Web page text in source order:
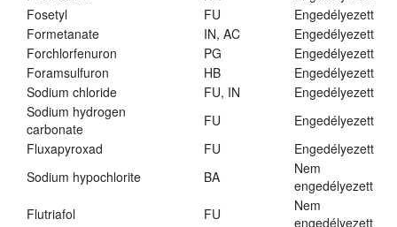
Fosetyl
FU
Engedélyezett
Formetanate
IN, AC
Engedélyezett
Forchlorfenuron
PG
Engedélyezett
Foramsulfuron
HB
Engedélyezett
Sodium chloride
FU, IN
Engedélyezett
Sodium hydrogen
carbonate
FU
Engedélyezett
Fluxapyroxad
FU
Engedélyezett
Sodium hypochlorite
BA
Nem
engedélyezett
Flutriafol
FU
Nem
engedélyezett